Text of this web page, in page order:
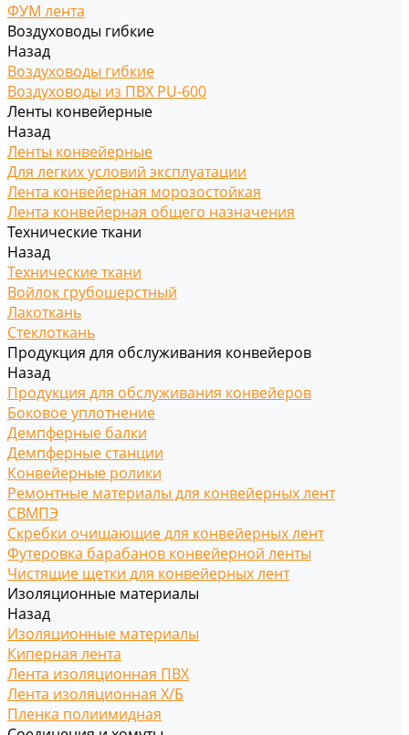
ФУМ лента
Воздуховоды гибкие
Назад
Воздуховоды гибкие
Воздуховоды из ПВХ PU-600
Ленты конвейерные
Назад
Ленты конвейерные
Для легких условий эксплуатации
Лента конвейерная морозостойкая
Лента конвейерная общего назначения
Технические ткани
Назад
Технические ткани
Войлок грубошерстный
Лакоткань
Стеклоткань
Продукция для обслуживания конвейеров
Назад
Продукция для обслуживания конвейеров
Боковое уплотнение
Демпферные балки
Демпферные станции
Конвейерные ролики
Ремонтные материалы для конвейерных лент
СВМПЭ
Скребки очищающие для конвейерных лент
Футеровка барабанов конвейерной ленты
Чистящие щетки для конвейерных лент
Изоляционные материалы
Назад
Изоляционные материалы
Киперная лента
Лента изоляционная ПВХ
Лента изоляционная Х/Б
Пленка полиимидная